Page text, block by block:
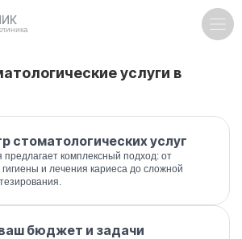
услуги в
стоматологических услуг
комплексный подход: от
и лечения кариеса до сложной
бюджет и задачи